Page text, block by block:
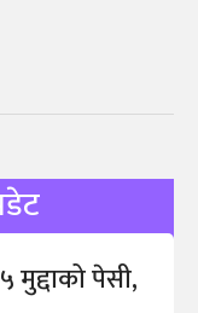
मुद्दाको पेसी,